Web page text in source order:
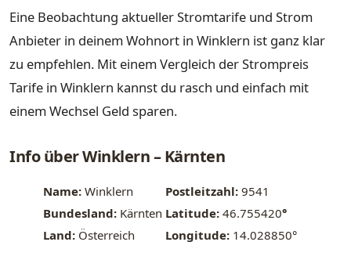
Eine Beobachtung aktueller Stromtarife und Strom
Anbieter in deinem Wohnort in Winklern ist ganz klar
zu empfehlen. Mit einem Vergleich der Strompreis
Tarife in Winklern kannst du rasch und einfach mit
einem Wechsel Geld sparen.
Info über Winklern – Kärnten
Name: Winklern Postleitzahl: 9541
Bundesland: Kärnten Latitude: 46.755420°
Land: Österreich Longitude: 14.028850°